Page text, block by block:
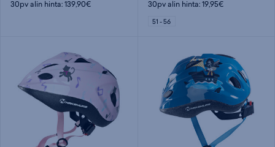
30pv alin hinta: 139,90€
30pv alin hinta: 19,95€
51 - 56